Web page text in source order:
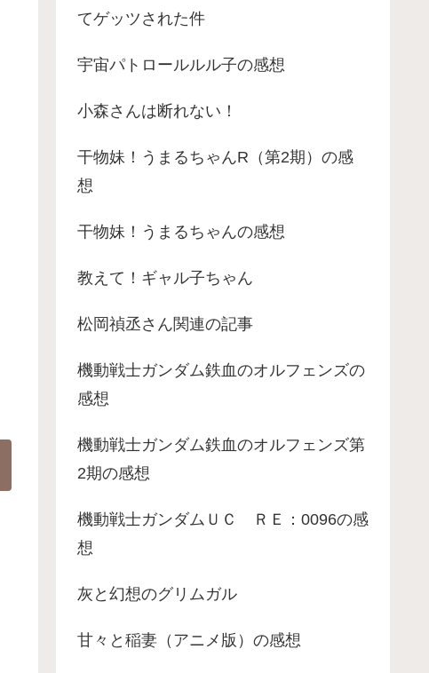
てゲッツされた件
宇宙パトロールルル子の感想
小森さんは断れない！
干物妹！うまるちゃんR（第2期）の感
想
干物妹！うまるちゃんの感想
教えて！ギャル子ちゃん
松岡禎丞さん関連の記事
機動戦士ガンダム鉄血のオルフェンズの
感想
機動戦士ガンダム鉄血のオルフェンズ第
2期の感想
機動戦士ガンダムＵＣ ＲＥ：0096の感
想
灰と幻想のグリムガル
甘々と稲妻（アニメ版）の感想